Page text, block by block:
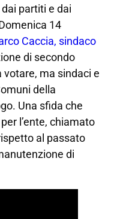
partiti e dai
14
Caccia, sindaco
di secondo
votare, ma sindaci e
della
Una sfida che
l’ente, chiamato
al passato
di